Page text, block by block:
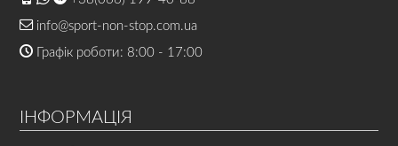
info@sport-non-stop.com.ua
Графік роботи: 8:00 - 17:00
ІНФОРМАЦІЯ